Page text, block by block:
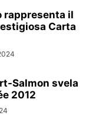
rappresenta il
Carta
Salmon svela
2012